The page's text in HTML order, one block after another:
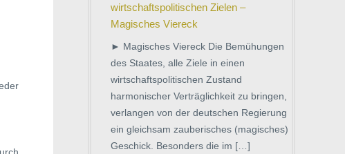
wirtschaftspolitischen Zielen –
Magisches Viereck
► Magisches Viereck Die Bemühungen
des Staates, alle Ziele in einen
wirtschaftspolitischen Zustand
harmonischer Verträglichkeit zu bringen,
verlangen von der deutschen Regierung
ein gleichsam zauberisches (magisches)
Geschick. Besonders die im […]